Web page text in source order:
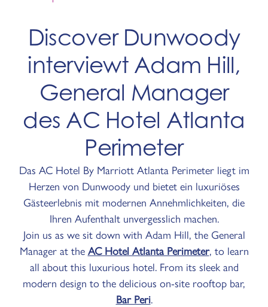
Discover Dunwoody
interviewt Adam Hill,
General Manager
des AC Hotel Atlanta
Perimeter
Das AC Hotel By Marriott Atlanta Perimeter liegt im
Herzen von Dunwoody und bietet ein luxuriöses
Gästeerlebnis mit modernen Annehmlichkeiten, die
Ihren Aufenthalt unvergesslich machen.
Join us as we sit down with Adam Hill, the General
Manager at theAC Hotel Atlanta Perimeter, to learn
all about this luxurious hotel. From its sleek and
modern design to the delicious on-site rooftop bar,
Bar Peri.